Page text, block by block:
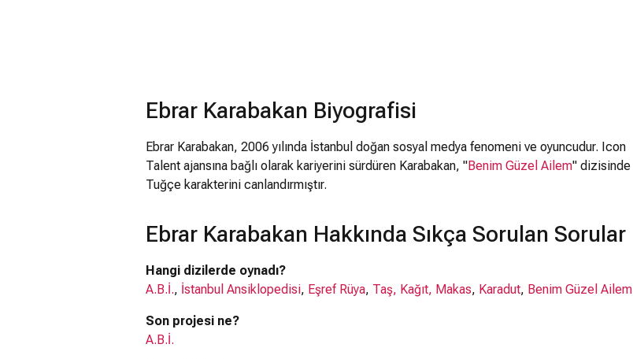
Ebrar Karabakan Biyografisi
Ebrar Karabakan, 2006 yılında İstanbul doğan sosyal medya fenomeni ve oyuncudur. Icon
Talent ajansına bağlı olarak kariyerini sürdüren Karabakan, "Benim Güzel Ailem" dizisinde
Tuğçe karakterini canlandırmıştır.
Ebrar Karabakan Hakkında Sıkça Sorulan Sorular
Hangi dizilerde oynadı?
A.B.İ., İstanbul Ansiklopedisi, Eşref Rüya, Taş, Kağıt, Makas, Karadut, Benim Güzel Ailem
Son projesi ne?
A.B.İ.